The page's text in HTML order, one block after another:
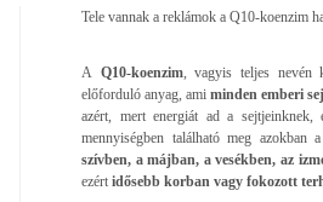
Tele vannak a reklámok a Q10-koenzim
A Q10-koenzim, vagyis teljes nevén
előforduló anyag, ami minden emberi
azért, mert energiát ad a
mennyiségben található meg azokban
szívben, a májban, a vesékben, az
ezért idősebb korban vagy fokozott